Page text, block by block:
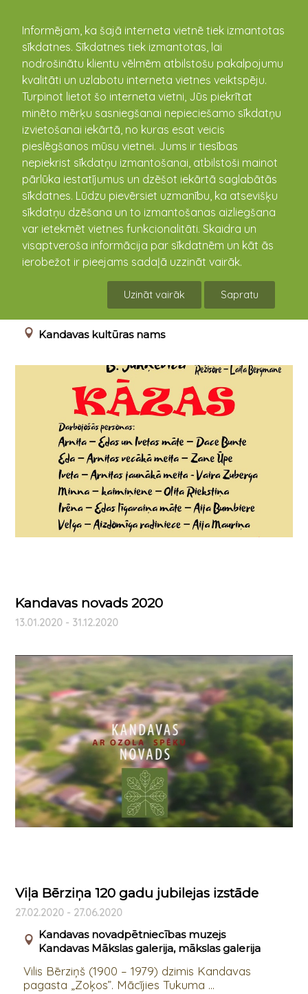
Informējam, ka šajā interneta vietnē tiek izmantotas
sīkdatnes. Sīkdatnes tiek izmantotas, lai
nodrošinātu klientu vēlmēm atbilstošu pakalpojumu
kvalitāti un uzlabotu interneta vietnes veiktspēju.
Turpinot lietot šo interneta vietni, Jūs piekrītat
minēto mērķu sasniegšanai nepieciešamo sīkdatņu
izvietošanai iekārtā, no kuras esat veicis
pieslēgšanos mūsu vietnei. Jums ir tiesības
nepiekrist sīkdatņu izmantošanai, atbilstoši mainot
pārlūka iestatījumus un dzēšot iekārtā saglabātās
sīkdatnes. Lūdzu pievērsiet uzmanību, ka atsevišķu
sīkdatņu dzēšana un to izmantošanas aizliegšana
var ietekmēt vietnes funkcionalitāti. Skaidra un
visaptveroša informācija par sīkdatnēm un kāt ās
ierobežot ir pieejams sadaļā uzzināt vairāk.
Uzināt vairāk Sapratu
kandava.lv
PASĀKUMU
KALENDĀRS
Vandzenes TN Izrāde "Kāzas"
Kandavas kultūras nams
Kandavas novads 2020
13.01.2020 - 31.12.2020
Viļa Bērziņa 120 gadu jubilejas izstāde
27.02.2020 - 27.06.2020
Kandavas novadpētniecības muzejs
Kandavas Mākslas galerija, mākslas galerija
Vilis Bērziņš (1900 – 1979) dzimis Kandavas
pagasta „Zoķos”. Mācījies Tukuma ...